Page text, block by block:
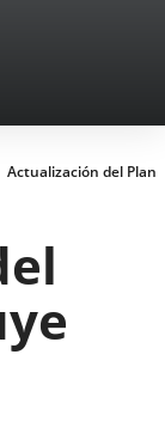
Actualización del Plan